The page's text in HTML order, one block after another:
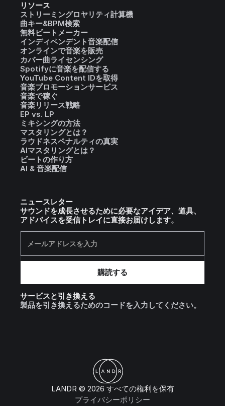
リソース
ストリーミングロヤリティ計算機
曲キー&BPM検索
無料ビートメーカー
インディペンデント音楽配信
オンラインで音楽を販売
カバー曲ライセンシング
Spotifyに音楽を配信する
YouTube Content IDを取得
音楽プロモーションサービス
音楽で稼ぐ
音楽リリース戦略
EP vs. LP
ミキシングの方法
マスタリングとは？
ラウドネスペナルティの真実
AIマスタリングとは？
ビートの作り方
AI & 音楽配信
ニュースレター
サウンドを成長させるために必要なアイデア、道具、
アドバイスを受信トレイに直接お届けします。
サービスと引き換える
製品を引き換えるためのコードを入力してください。
LANDR © 2026 すべての権利を保有
プライバシーポリシー